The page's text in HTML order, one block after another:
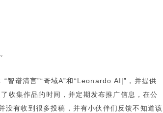
智谱清言”“奇域A”和“Leonardo AI|”，并提供
收集作品的时间，并定期发布推广信息，在公
有收到很多投稿，并有小伙伴们反馈不知道该